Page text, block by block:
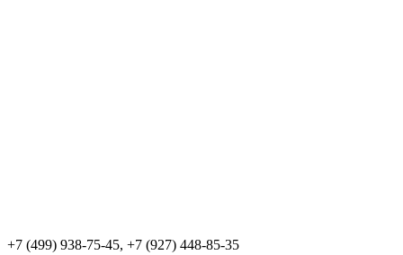
+7 (499) 938-75-45, +7 (927) 448-85-35